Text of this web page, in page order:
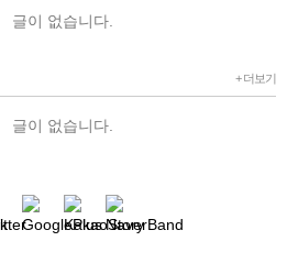
글이 없습니다.
+ 더보기
글이 없습니다.